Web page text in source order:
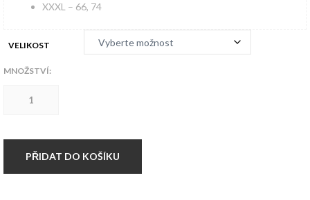
XXXL – 66, 74
VELIKOST
MNOŽSTVÍ:
SIXTY-
triko
množstvíPŘIDAT DO KOŠÍKU